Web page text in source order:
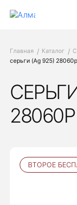
Главная Каталог
серьги (Ag 925) 28060р
28060Р
ВТОРОЕ